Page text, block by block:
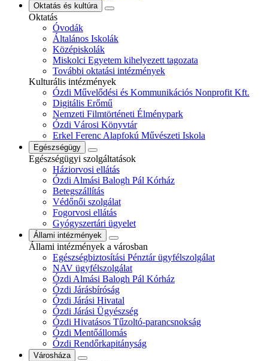
Oktatás és kultúra
Oktatás
Óvodák
Általános Iskolák
Középiskolák
Miskolci Egyetem kihelyezett tagozata
További oktatási intézmények
Kulturális intézmények
Ózdi Művelődési és Kommunikációs Nonprofit Kft.
Digitális Erőmű
Nemzeti Filmtörténeti Élménypark
Ózdi Városi Könyvtár
Erkel Ferenc Alapfokú Művészeti Iskola
Egészségügy
Egészségügyi szolgáltatások
Háziorvosi ellátás
Ózdi Almási Balogh Pál Kórház
Betegszállítás
Védőnői szolgálat
Fogorvosi ellátás
Gyógyszertári ügyelet
Állami intézmények
Állami intézmények a városban
Egészségbiztosítási Pénztár ügyfélszolgálat
NAV ügyfélszolgálat
Ózdi Almási Balogh Pál Kórház
Ózdi Járásbíróság
Ózdi Járási Hivatal
Ózdi Járási Ügyészség
Ózdi Hivatásos Tűzoltó-parancsnokság
Ózdi Mentőállomás
Ózdi Rendőrkapitányság
Városháza